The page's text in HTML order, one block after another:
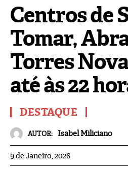
Centros de
Tomar,
Torres
até às 22
DESTAQUE
AUTOR: Isabel Miliciano
9 de Janeiro, 2026